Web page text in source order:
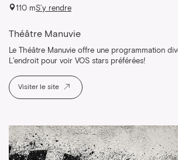
110 mS’y rendre
Théâtre Manuvie
Le Théâtre Manuvie offre une programmation
L'endroit pour voir VOS stars préférées!
Visiter le site